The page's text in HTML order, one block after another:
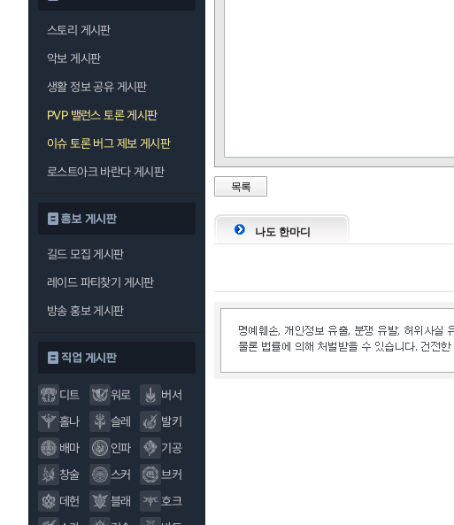
스토리 게시판
악보 게시판
생활 정보 공유 게시판
PVP 밸런스 토론 게시판
이슈 토론 버그 제보 게시판
로스트아크 바란다 게시판
홍보 게시판
길드 모집 게시판
레이드 파티찾기 게시판
방송 홍보 게시판
직업 게시판
디트 워로
버서
홀나
슬레
발키
배마
인파
기공
창술
스커
브커
데헌
블래
호크
목록
나도 한마디